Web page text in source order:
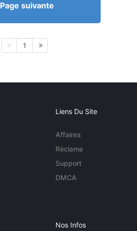
Page suivante
1
Liens Du Site
Affaires
Réclame
Support
DMCA
Nos Infos